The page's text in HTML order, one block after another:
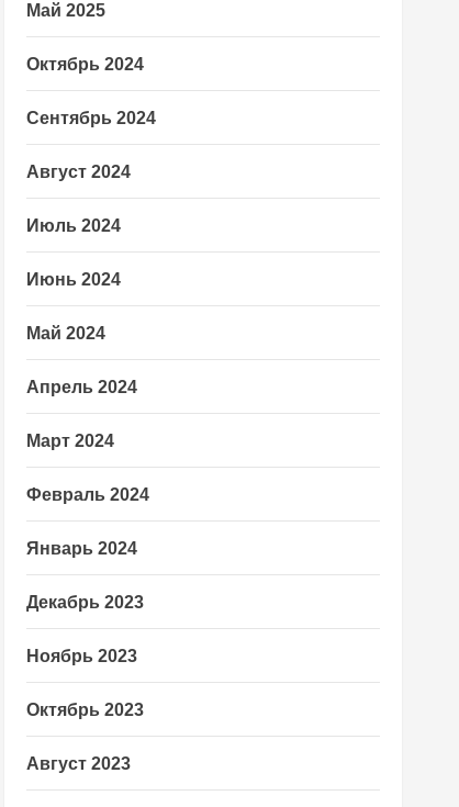
Май 2025
Октябрь 2024
Сентябрь 2024
Август 2024
Июль 2024
Июнь 2024
Май 2024
Апрель 2024
Март 2024
Февраль 2024
Январь 2024
Декабрь 2023
Ноябрь 2023
Октябрь 2023
Август 2023